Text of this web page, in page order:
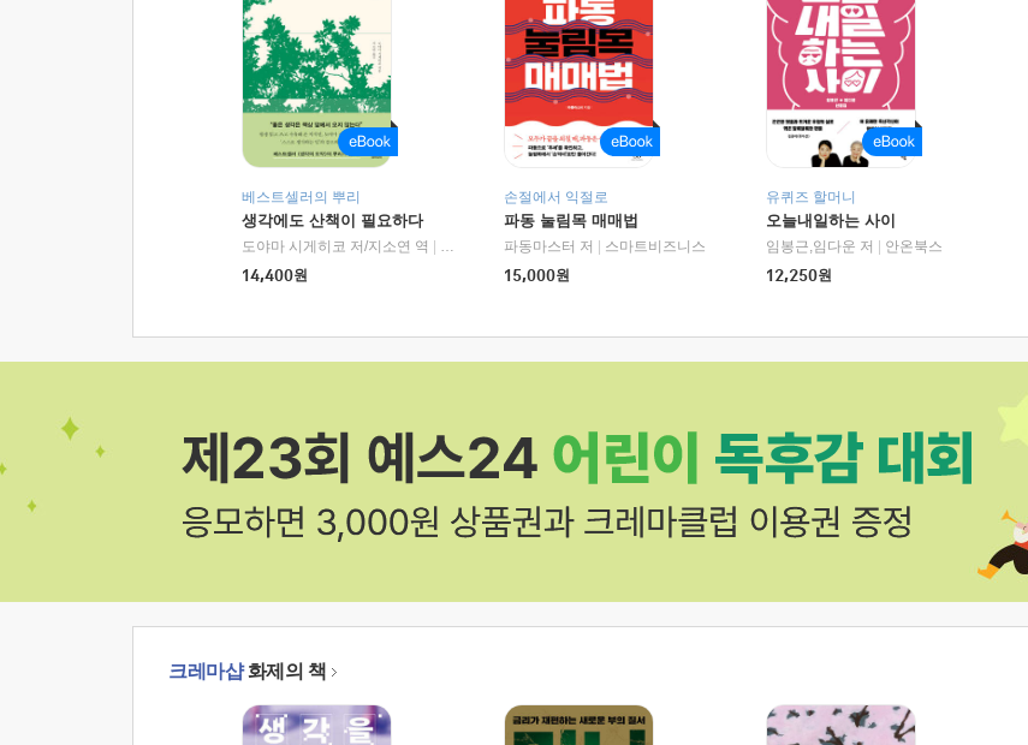
베스트셀러의 뿌리
생각에도 산책이 필요하다
도야마 시게히코 저/지소연 역
알에이치코리아(RHK)
14,400원
손절에서 익절로
파동 눌림목 매매법
파동마스터 저
스마트비즈니스
15,000원
유퀴즈 할머니
오늘내일하는 사이
임봉근,임다운 저
안온북스
12,250원
크레마샵화제의 책